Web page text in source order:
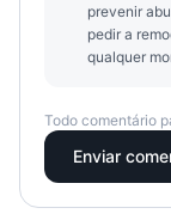
prevenir
pedir a
qualquer
Todo comentário
Enviar